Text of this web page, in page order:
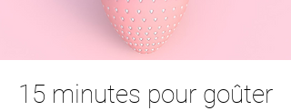
15 minutes pour goûter